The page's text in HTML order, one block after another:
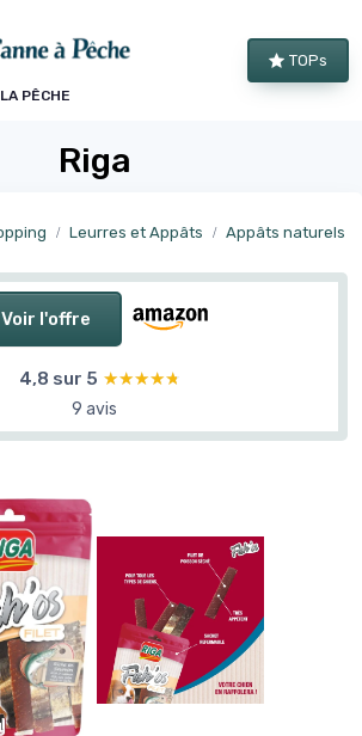
PÊCHE
TOPs
Riga
Leurres et Appâts Appâts naturels
Voir l'offre
4,8 sur 5 ★★★★★
★★★★★
9 avis
des cookies